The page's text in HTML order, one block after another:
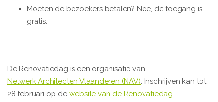
Moeten de bezoekers betalen? Nee, de toegang is
gratis.
De Renovatiedag is een organisatie van
Netwerk Architecten Vlaanderen (NAV). Inschrijven kan tot
28 februari op de website van de Renovatiedag.